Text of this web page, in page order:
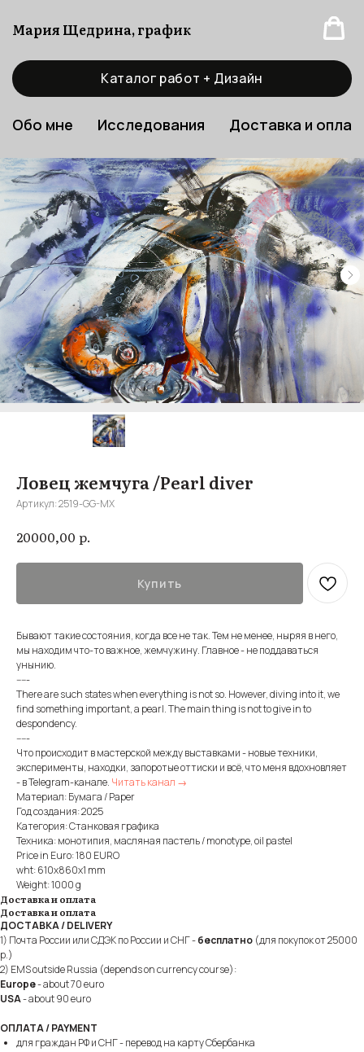
Мария Щедрина, график
Каталог работ + Дизайн
Обо мне Исследования Доставка и
Ловец жемчуга /Pearl diver
Артикул:2519-GG-MX
20000,00 р.
Купить
Бывают такие состояния, когда все не так. Тем не менее, ныряя в него,
мы находим что-то важное, жемчужину. Главное - не поддаваться
унынию.
-----
There are such states when everything is not so. However, diving into it, we
find something important, a pearl. The main thing is not to give in to
despondency.
-----
Что происходит в мастерской между выставками - новые техники,
эксперименты, находки, запоротые оттиски и всё, что меня вдохновляет
- в Telegram-канале. Читать канал →
Материал: Бумага / Paper
Год создания: 2025
Категория: Станковая графика
Техника: монотипия, масляная пастель / monotype, oil pastel
Price in Euro: 180 EURO
wht: 610x860x1 mm
Weight: 1000 g
Доставка и оплата
Доставка и оплата
ДОСТАВКА / DELIVERY
1) Почта России или СДЭК по России и СНГ -бесплатно (для покупок от 25000
р.)
2) EMS outside Russia (depends on currency course):
Europe- about 70 euro
USA- about 90 euro
ОПЛАТА / PAYMENT
для граждан РФ и СНГ - перевод на карту Сбербанка